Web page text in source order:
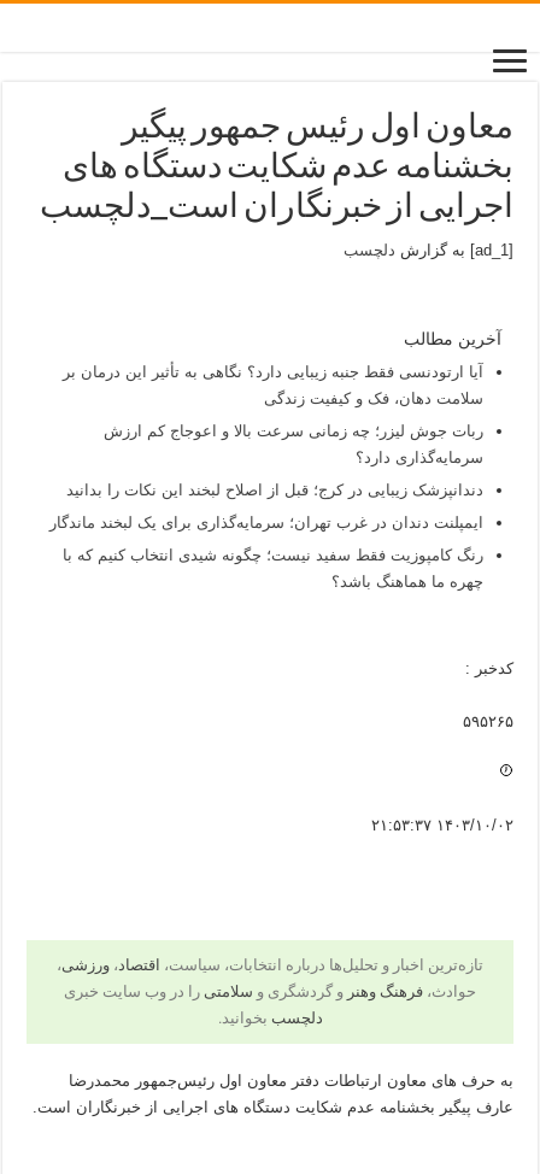
معاون اول رئیس جمهور پیگیر
بخشنامه عدم شکایت دستگاه های
اجرایی از خبرنگاران است_دلچسب
[ad_1] به گزارش دلچسب
آخرین مطالب
آیا ارتودنسی فقط جنبه زیبایی دارد؟ نگاهی به تأثیر این درمان بر
سلامت دهان، فک و کیفیت زندگی
ربات جوش لیزر؛ چه زمانی سرعت بالا و اعوجاج کم ارزش
سرمایه‌گذاری دارد؟
دندانپزشک زیبایی در کرج؛ قبل از اصلاح لبخند این نکات را بدانید
ایمپلنت دندان در غرب تهران؛ سرمایه‌گذاری برای یک لبخند ماندگار
رنگ کامپوزیت فقط سفید نیست؛ چگونه شیدی انتخاب کنیم که با
چهره ما هماهنگ باشد؟
کدخبر :
۵۹۵۲۶۵
۱۴۰۳/۱۰/۰۲ ۲۱:۵۳:۳۷
تازه‌ترین اخبار و تحلیل‌ها درباره انتخابات، سیاست، اقتصاد، ورزشی،
حوادث، فرهنگ وهنر و گردشگری و سلامتی را در وب سایت خبری
دلچسب بخوانید.
به حرف های معاون ارتباطات دفتر معاون اول رئیس‌جمهور محمدرضا
عارف پیگیر بخشنامه عدم شکایت دستگاه های اجرایی از خبرنگاران است.